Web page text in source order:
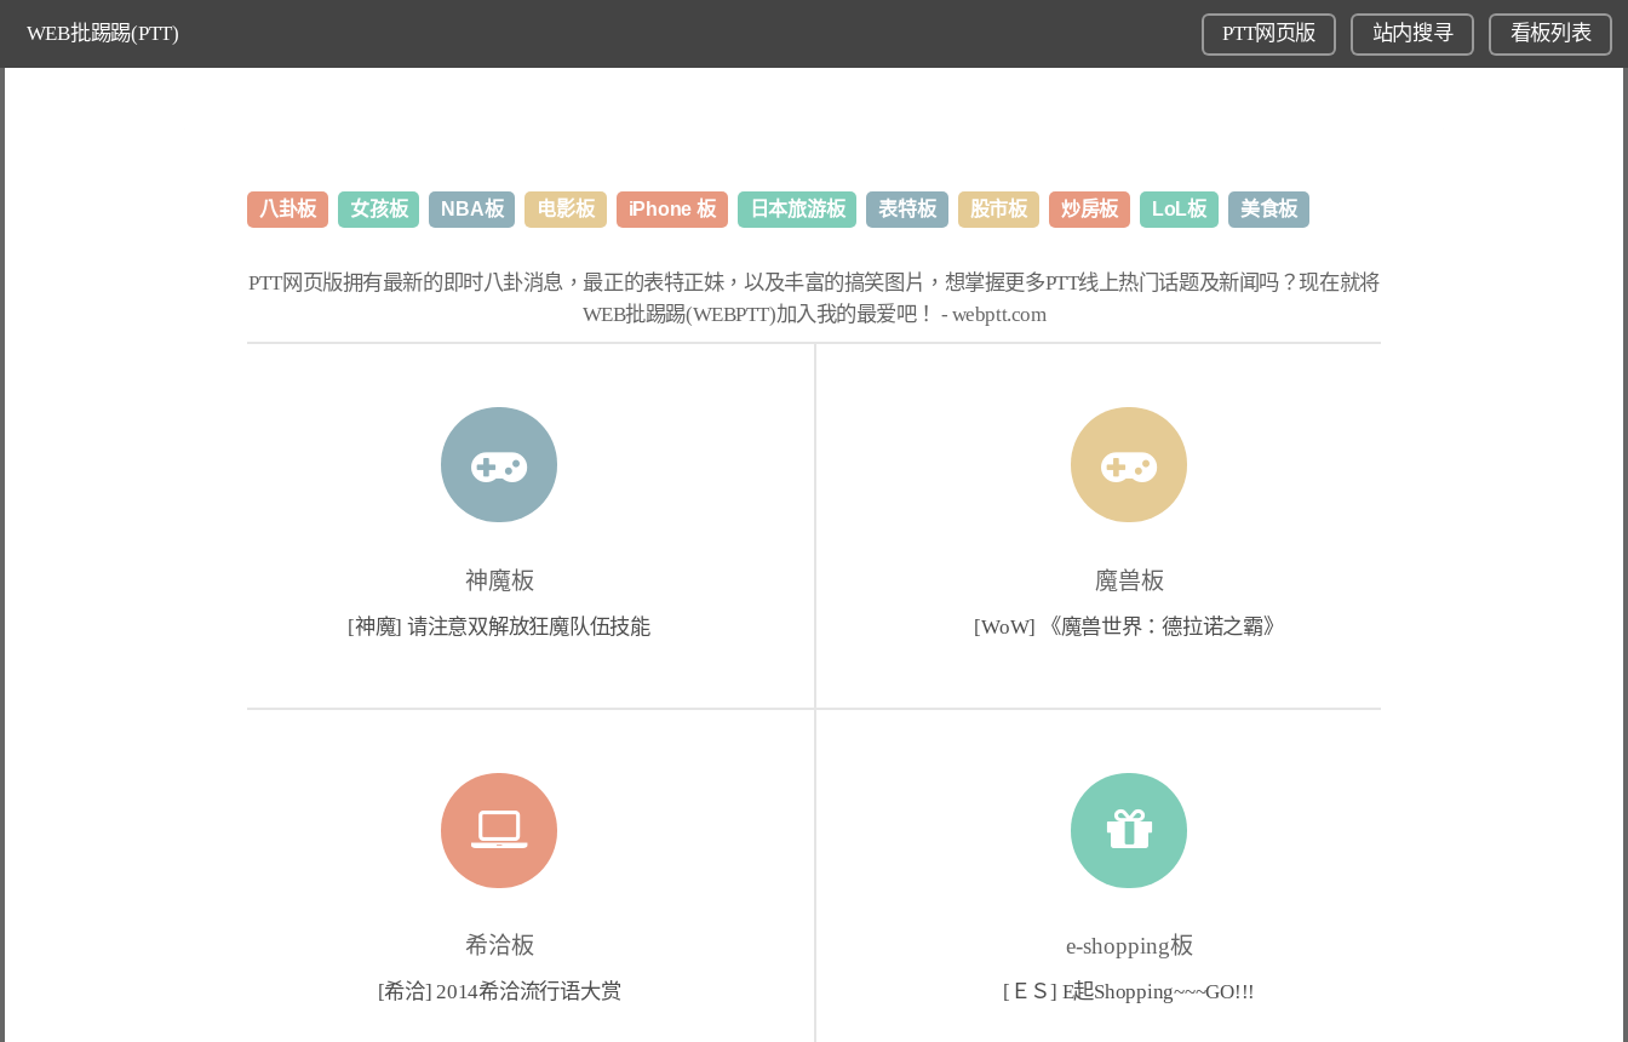
WEB批踢踢(PTT) PTT网页版 站内搜寻 看板列表
八卦板 女孩板 NBA板 电影板 iPhone 板 日本旅游板 表特板 股市板 炒房板 LoL板 美食板
PTT网页版拥有最新的即时八卦消息，最正的表特正妹，以及丰富的搞笑图片，想掌握更多PTT线上热门话题及新闻吗？现在就将
WEB批踢踢(WEBPTT)加入我的最爱吧！ - webptt.com
神魔板
[神魔] 请注意双解放狂魔队伍技能
魔兽板
[WoW] 《魔兽世界：德拉诺之霸》
希洽板
[希洽] 2014希洽流行语大赏
e-shopping板
[ＥＳ] E起Shopping~~~GO!!!